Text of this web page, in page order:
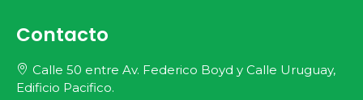
Contacto
Calle 50 entre Av. Federico Boyd y Calle Uruguay,
Edificio Pacifico.